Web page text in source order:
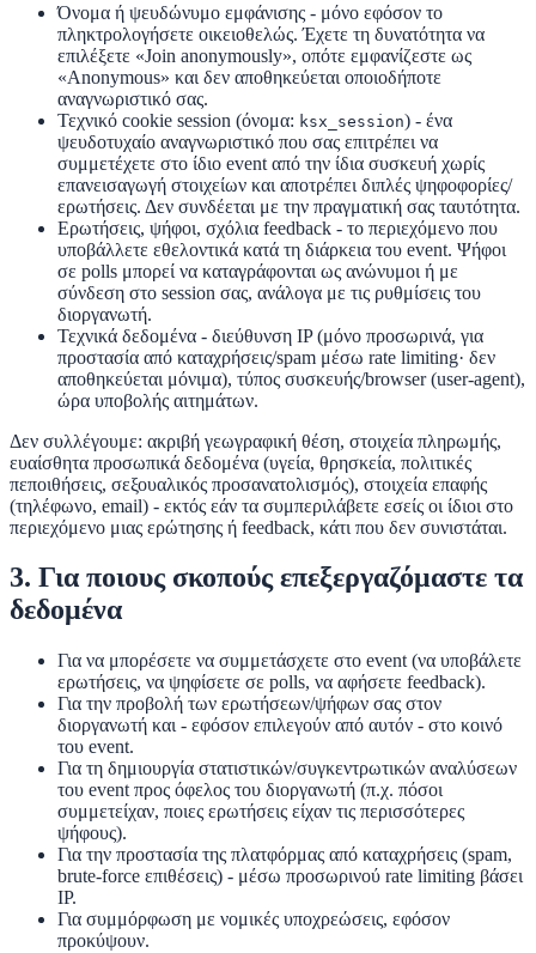
Όνομα ή ψευδώνυμο εμφάνισης - μόνο εφόσον το
πληκτρολογήσετε οικειοθελώς. Έχετε τη δυνατότητα να
επιλέξετε «Join anonymously», οπότε εμφανίζεστε ως
«Anonymous» και δεν αποθηκεύεται οποιοδήποτε
αναγνωριστικό σας.
Τεχνικό cookie session (όνομα: ksx_session) - ένα
ψευδοτυχαίο αναγνωριστικό που σας επιτρέπει να
συμμετέχετε στο ίδιο event από την ίδια συσκευή χωρίς
επανεισαγωγή στοιχείων και αποτρέπει διπλές ψηφοφορίες/
ερωτήσεις. Δεν συνδέεται με την πραγματική σας ταυτότητα.
Ερωτήσεις, ψήφοι, σχόλια feedback - το περιεχόμενο που
υποβάλλετε εθελοντικά κατά τη διάρκεια του event. Ψήφοι
σε polls μπορεί να καταγράφονται ως ανώνυμοι ή με
σύνδεση στο session σας, ανάλογα με τις ρυθμίσεις του
διοργανωτή.
Τεχνικά δεδομένα - διεύθυνση IP (μόνο προσωρινά, για
προστασία από καταχρήσεις/spam μέσω rate limiting· δεν
αποθηκεύεται μόνιμα), τύπος συσκευής/browser (user-agent),
ώρα υποβολής αιτημάτων.
Δεν συλλέγουμε: ακριβή γεωγραφική θέση, στοιχεία πληρωμής,
ευαίσθητα προσωπικά δεδομένα (υγεία, θρησκεία, πολιτικές
πεποιθήσεις, σεξουαλικός προσανατολισμός), στοιχεία επαφής
(τηλέφωνο, email) - εκτός εάν τα συμπεριλάβετε εσείς οι ίδιοι στο
περιεχόμενο μιας ερώτησης ή feedback, κάτι που δεν συνιστάται.
3. Για ποιους σκοπούς επεξεργαζόμαστε τα
δεδομένα
Για να μπορέσετε να συμμετάσχετε στο event (να υποβάλετε
ερωτήσεις, να ψηφίσετε σε polls, να αφήσετε feedback).
Για την προβολή των ερωτήσεων/ψήφων σας στον
διοργανωτή και - εφόσον επιλεγούν από αυτόν - στο κοινό
του event.
Για τη δημιουργία στατιστικών/συγκεντρωτικών αναλύσεων
του event προς όφελος του διοργανωτή (π.χ. πόσοι
συμμετείχαν, ποιες ερωτήσεις είχαν τις περισσότερες
ψήφους).
Για την προστασία της πλατφόρμας από καταχρήσεις (spam,
brute-force επιθέσεις) - μέσω προσωρινού rate limiting βάσει
IP.
Για συμμόρφωση με νομικές υποχρεώσεις, εφόσον
προκύψουν.